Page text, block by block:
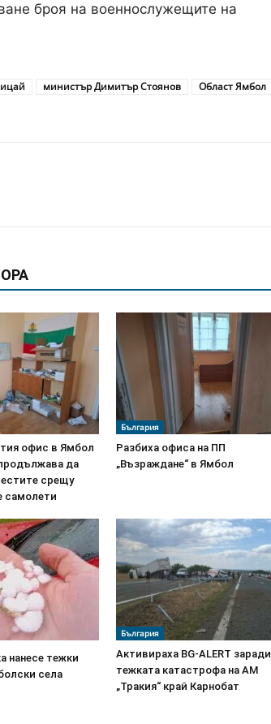
броя на военнослужещите на
министър Димитър Стоянов
Област Ямбол
офис в Ямбол
да
срещу
самолети
България
Разбиха офиса на ПП
„Възраждане“ в Ямбол
нанесе тежки
села
България
Активираха BG-ALERT заради
тежката катастрофа на АМ
„Тракия“ край Карнобат